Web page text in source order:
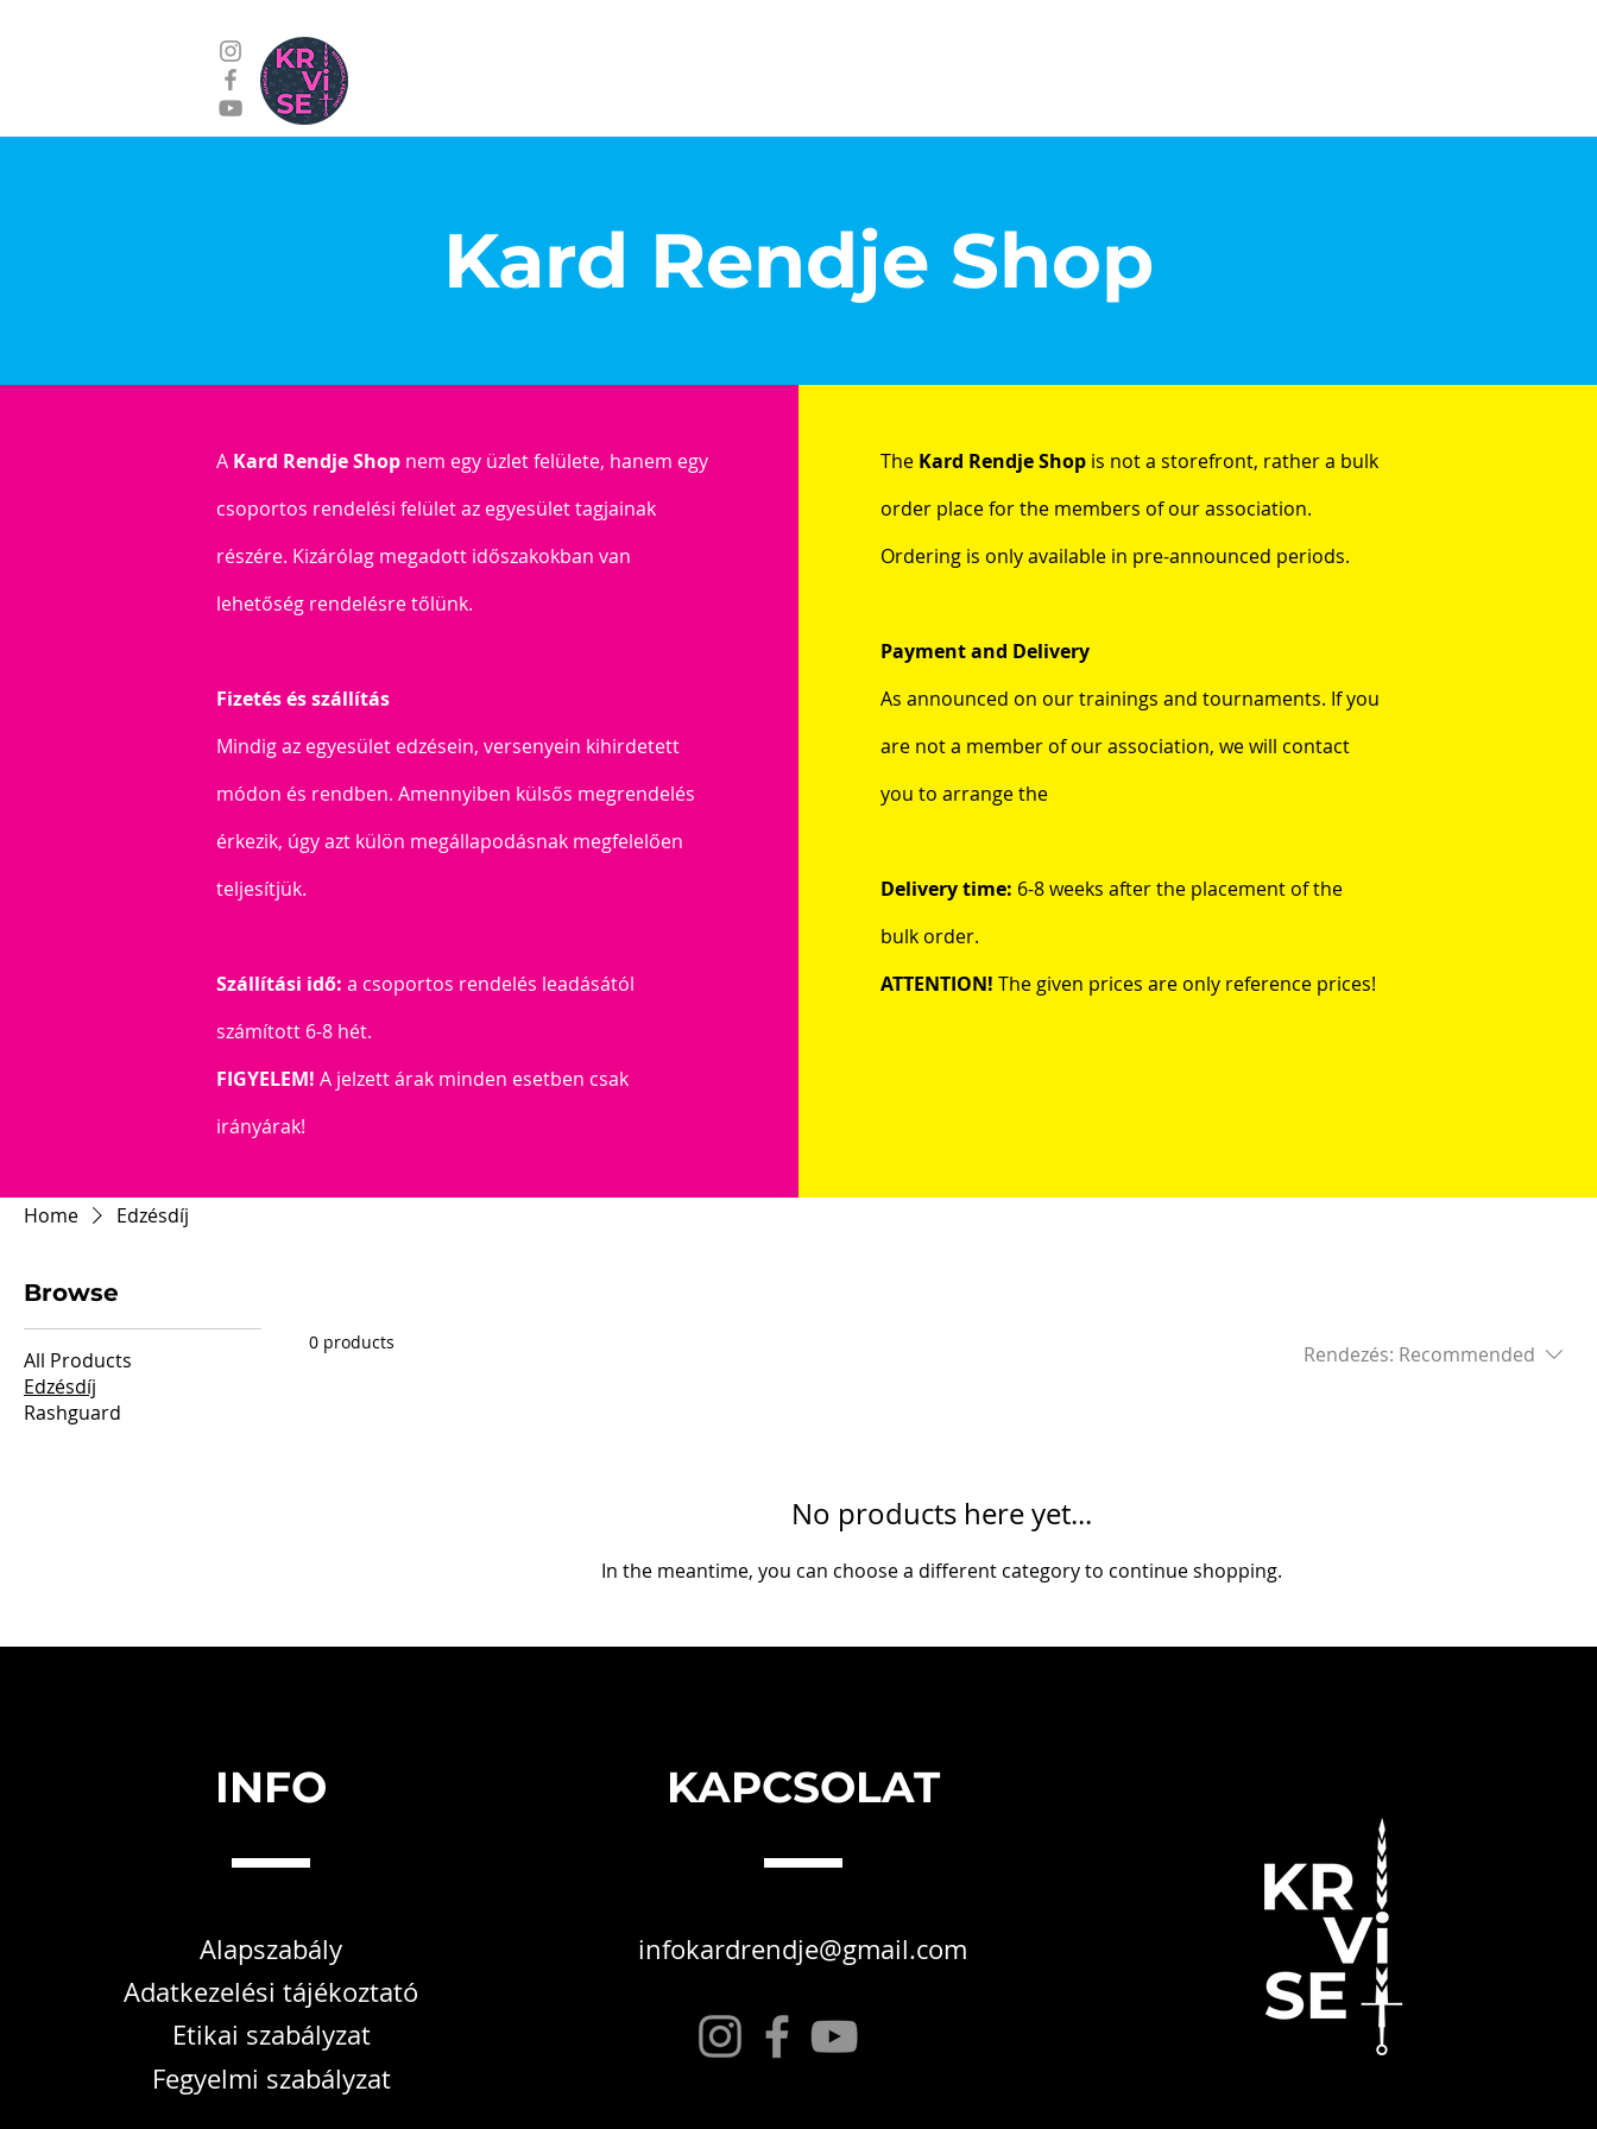
Kard Rendje Shop
A Kard Rendje Shop nem egy üzlet felülete, hanem egy
csoportos rendelési felület az egyesület tagjainak
részére. Kizárólag megadott időszakokban van
lehetőség rendelésre tőlünk.
Fizetés és szállítás
Mindig az egyesület edzésein, versenyein kihirdetett
módon és rendben. Amennyiben külsős megrendelés
érkezik, úgy azt külön megállapodásnak megfelelően
teljesítjük.
Szállítási idő: a csoportos rendelés leadásától
számított 6-8 hét.
FIGYELEM! A jelzett árak minden esetben csak
irányárak!
The Kard Rendje Shop is not a storefront, rather a bulk
order place for the members of our association.
Ordering is only available in pre-announced periods.
Payment and Delivery
As announced on our trainings and tournaments. If you
are not a member of our association, we will contact
you to arrange the
Delivery time: 6-8 weeks after the placement of the
bulk order.
ATTENTION! The given prices are only reference prices!
Home Edzésdíj
Browse
All Products
Edzésdíj
Rashguard
0 products Rendezés: Recommended
No products here yet...
In the meantime, you can choose a different category to continue shopping.
INFO
Alapszabály
Adatkezelési tájékoztató
Etikai szabályzat
Fegyelmi szabályzat
KAPCSOLAT
infokardrendje@gmail.com